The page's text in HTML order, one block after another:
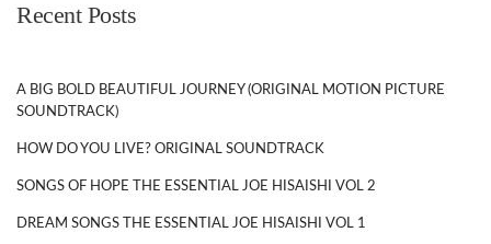
Recent Posts
A BIG BOLD BEAUTIFUL JOURNEY (ORIGINAL MOTION PICTURE
SOUNDTRACK)
HOW DO YOU LIVE? ORIGINAL SOUNDTRACK
SONGS OF HOPE THE ESSENTIAL JOE HISAISHI VOL 2
DREAM SONGS THE ESSENTIAL JOE HISAISHI VOL 1